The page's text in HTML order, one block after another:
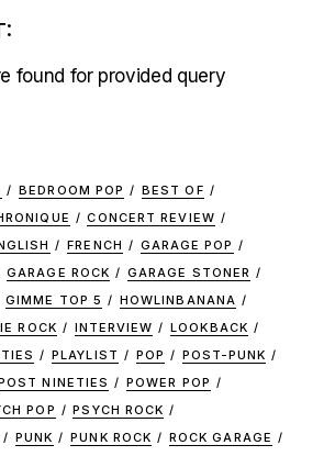
found for provided query
BEDROOM POP
BEST OF
CONCERT REVIEW
FRENCH
GARAGE POP
GARAGE ROCK
GARAGE STONER
GIMME TOP 5
HOWLINBANANA
ROCK INTERVIEW
LOOKBACK
PLAYLIST POP
POST-PUNK
NINETIES
POWER POP
POP
PSYCH ROCK
PUNK PUNK ROCK
ROCK GARAGE